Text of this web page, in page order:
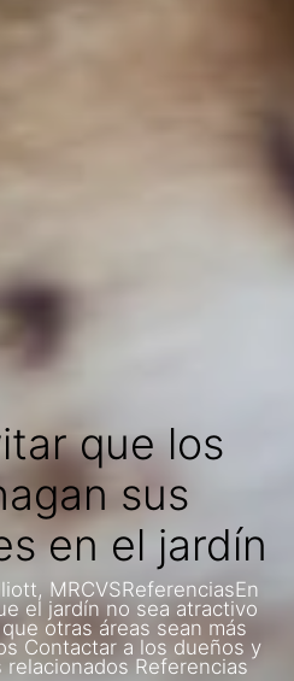
que los
sus
en el jardín
MRCVSReferenciasEn
el jardín no sea atractivo
otras áreas sean más
Contactar a los dueños y
Referencias